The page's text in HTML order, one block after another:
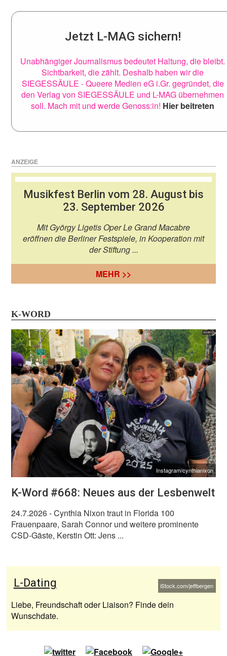
Jetzt L-MAG sichern!
Unabhängiger Journalismus bedeutet Haltung, die bleibt.
Sichtbarkeit, die zählt. Deshalb haben wir die
SIEGESSÄULE - Queere Medien eG i.Gr. gegründet, die
den Verlag von SIEGESSÄULE und L-MAG übernehmen
soll. Mach mit und werde Genoss:in! Hier beitreten
ANZEIGE
Musikfest Berlin vom 28. August bis
23. September 2026
Mit György Ligetis Oper Le Grand Macabre
eröffnen die Berliner Festspiele, in Kooperation mit
der Stiftung ...
MEHR >>
K-WORD
Instagram/cynthianixon
K-Word #668: Neues aus der Lesbenwelt
24.7.2026- Cynthia Nixon traut in Florida 100
Frauenpaare, Sarah Connor und weitere prominente
CSD-Gäste, Kerstin Ott: Jens ...
L-Dating iStock.com/jeffbergen
Liebe, Freundschaft oder Liaison? Finde dein
Wunschdate.